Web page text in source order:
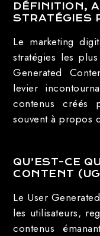
DÉFINITION,
STRATÉGIES
Le marketing
stratégies les
Generated
levier
contenus créés
souvent à propos
QU’EST-CE
CONTENT
Le User
les utilisateurs,
contenus